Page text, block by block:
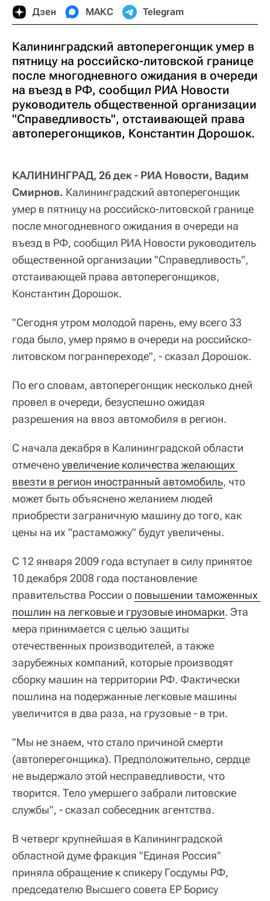
Дзен МАКС Telegram
Калининградский автоперегонщик умер в
пятницу на российско-литовской границе
после многодневного ожидания в очереди
на въезд в РФ, сообщил РИА Новости
руководитель общественной организации
"Справедливость", отстаивающей права
автоперегонщиков, Константин Дорошок.
КАЛИНИНГРАД, 26 дек - РИА Новости, Вадим
Смирнов. Калининградский автоперегонщик
умер в пятницу на российско-литовской границе
после многодневного ожидания в очереди на
въезд в РФ, сообщил РИА Новости руководитель
общественной организации "Справедливость",
отстаивающей права автоперегонщиков,
Константин Дорошок.
"Сегодня утром молодой парень, ему всего 33
года было, умер прямо в очереди на российско-
литовском погранпереходе", - сказал Дорошок.
По его словам, автоперегонщик несколько дней
провел в очереди, безуспешно ожидая
разрешения на ввоз автомобиля в регион.
С начала декабря в Калининградской области
отмеченоувеличение количества желающих
ввезти в регион иностранный автомобиль, что
может быть объяснено желанием людей
приобрести заграничную машину до того, как
цены на их "растаможку" будут увеличены.
С 12 января 2009 года вступает в силу принятое
10 декабря 2008 года постановление
правительства России о повышении таможенных
пошлин на легковые и грузовые иномарки. Эта
мера принимается с целью защиты
отечественных производителей, а также
зарубежных компаний, которые производят
сборку машин на территории РФ. Фактически
пошлина на подержанные легковые машины
увеличится в два раза, на грузовые - в три.
"Мы не знаем, что стало причиной смерти
(автоперегонщика). Предположительно, сердце
не выдержало этой несправедливости, что
творится. Тело умершего забрали литовские
службы", - сказал собеседник агентства.
В четверг крупнейшая в Калининградской
областной думе фракция "Единая Россия"
приняла обращение к спикеру Госдумы РФ,
председателю Высшего совета ЕР Борису